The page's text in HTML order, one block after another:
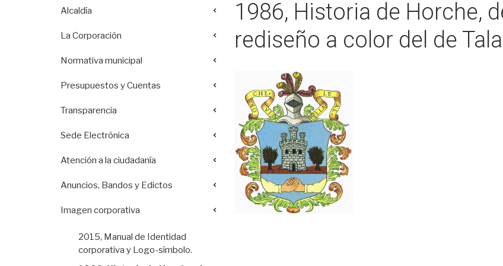
1986, Historia de Horche,
rediseño a color del de
Alcaldía
La Corporación
Normativa municipal
Presupuestos y Cuentas
Transparencia
Sede Electrónica
Atención a la ciudadanía
Anuncios, Bandos y Edictos
Imagen corporativa
2015, Manual de Identidad
corporativa y Logo-símbolo.